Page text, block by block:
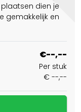
dien je
gemakkelijk en
€--,--
Per stuk
€ --,--